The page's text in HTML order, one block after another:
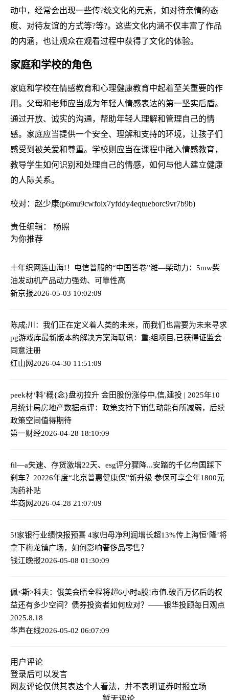
动中，经常会出现一些传?统文化的元素，如对待亲情的态
度、对待友谊的方式等?等?。这些文化内涵不仅丰富了作品
的内涵，也让观众在观看过程中获得了文化的体验。
家庭和学校的角色
家庭和学校在情感教育和心理健康教育中起着至关重要的作
用。父母和老师应当成为年轻人情感表达的第一坚实后盾。
通过开放、诚实的沟通，帮助年轻人理解和管理自己的情
感。家庭应当提供一个安全、理解和支持的环境，让孩子们
感受到被关爱和尊重。学校则应当在课程中融入情感教育，
教导学生如何识别和处理自己的情感，如何与他人建立健康
的人际关系。
校对：赵少康(p6mu9cwfoix7yfddy4eqtueborc9vr7b9b)
责任编辑： 杨照
为你推荐
十年织网连山海!！电信普服的“中国答卷”潍—柴动力：5mw柴
油发动机产品动力强劲、可靠性高
新京报2026-05-03 10:02:09
陈成;川：我们正在定义着人类的未来，而我们也需要为未来寻求
pg游戏库最新版本的解决方案海联讯：重;组项目,已获得证监会
同意注册
红山网2026-04-30 11:51:09
peek材‘料’概{念}盘初拉升 金田股份涨停中,信,建投 | 2025年10
月统计局房地产数据点评：政策支持下销售动能有所减弱，后续
政策空间值得期待
第一财经2026-04-28 18:10:09
fil—a失速、存货激增22天、esg评分骤降...安踏的千亿帝国踩下
刹车？ 20?26年度“北京普惠健康保”新升级 参保可享全年1800元
购药补贴
华商网2026-04-28 21:07:09
5!家银行业绩快报预喜 4家归母净利润增长超13%传上海恒‘隆’将
拿下梅龙镇广场，如何影响奢侈品零售？
钱江晚报2026-05-08 01:30:09
佩<斯>科夫：俄美会晤全程将超6小时a股!市值.破百万亿后的权
益还有多少空间？债券投资者如何应对？——银华投顾每日观点
2025.8.18
华声在线2026-05-02 06:07:09
用户评论
登录后可以发言
网友评论仅供其表达个人看法，并不表明证券时报立场